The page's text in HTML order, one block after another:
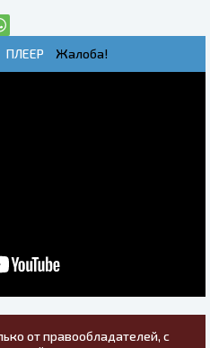
ПЛЕЕР Жалоба!
от правообладателей, с